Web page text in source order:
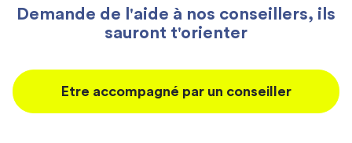
Demande de l'aide à nos conseillers, ils
sauront t'orienter
Etre accompagné par un conseiller